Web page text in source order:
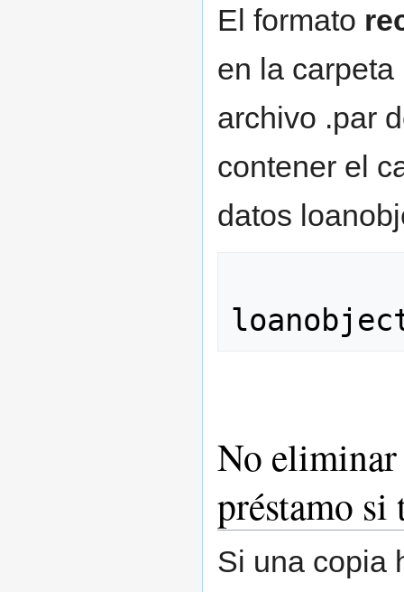
El formato
en la
archivo .par
contener el
datos
No eliminar
préstamo si
Si una copia